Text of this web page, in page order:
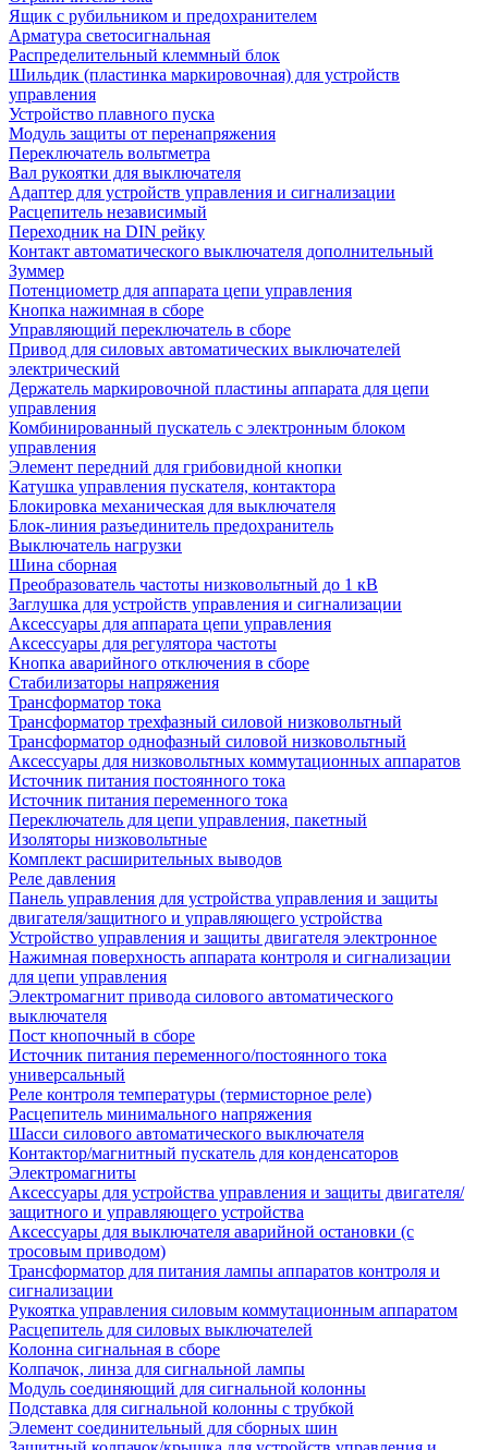
Ящик с рубильником и предохранителем
Арматура светосигнальная
Распределительный клеммный блок
Шильдик (пластинка маркировочная) для устройств
управления
Устройство плавного пуска
Модуль защиты от перенапряжения
Переключатель вольтметра
Вал рукоятки для выключателя
Адаптер для устройств управления и сигнализации
Расцепитель независимый
Переходник на DIN рейку
Контакт автоматического выключателя дополнительный
Зуммер
Потенциометр для аппарата цепи управления
Кнопка нажимная в сборе
Управляющий переключатель в сборе
Привод для силовых автоматических выключателей
электрический
Держатель маркировочной пластины аппарата для цепи
управления
Комбинированный пускатель с электронным блоком
управления
Элемент передний для грибовидной кнопки
Катушка управления пускателя, контактора
Блокировка механическая для выключателя
Блок-линия разъединитель предохранитель
Выключатель нагрузки
Шина сборная
Преобразователь частоты низковольтный до 1 кВ
Заглушка для устройств управления и сигнализации
Аксессуары для аппарата цепи управления
Аксессуары для регулятора частоты
Кнопка аварийного отключения в сборе
Стабилизаторы напряжения
Трансформатор тока
Трансформатор трехфазный силовой низковольтный
Трансформатор однофазный силовой низковольтный
Аксессуары для низковольтных коммутационных аппаратов
Источник питания постоянного тока
Источник питания переменного тока
Переключатель для цепи управления, пакетный
Изоляторы низковольтные
Комплект расширительных выводов
Реле давления
Панель управления для устройства управления и защиты
двигателя/защитного и управляющего устройства
Устройство управления и защиты двигателя электронное
Нажимная поверхность аппарата контроля и сигнализации
для цепи управления
Электромагнит привода силового автоматического
выключателя
Пост кнопочный в сборе
Источник питания переменного/постоянного тока
универсальный
Реле контроля температуры (термисторное реле)
Расцепитель минимального напряжения
Шасси силового автоматического выключателя
Контактор/магнитный пускатель для конденсаторов
Электромагниты
Аксессуары для устройства управления и защиты двигателя/
защитного и управляющего устройства
Аксессуары для выключателя аварийной остановки (с
тросовым приводом)
Трансформатор для питания лампы аппаратов контроля и
сигнализации
Рукоятка управления силовым коммутационным аппаратом
Расцепитель для силовых выключателей
Колонна сигнальная в сборе
Колпачок, линза для сигнальной лампы
Модуль соединяющий для сигнальной колонны
Подставка для сигнальной колонны с трубкой
Элемент соединительный для сборных шин